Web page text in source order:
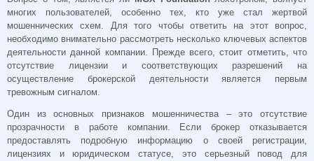
многих пользователей, особенно тех, кто уже стал жертвой
мошеннических схем. Для того чтобы ответить на этот вопрос,
необходимо внимательно рассмотреть несколько ключевых аспектов
деятельности данной компании. Прежде всего, стоит отметить, что
отсутствие лицензии и соответствующих разрешений на
осуществление брокерской деятельности является первым
тревожным сигналом.
Один из основных признаков мошенничества – это отсутствие
прозрачности в работе компании. Если брокер отказывается
предоставлять подробную информацию о своей регистрации,
лицензиях и юридическом статусе, это серьезный повод для